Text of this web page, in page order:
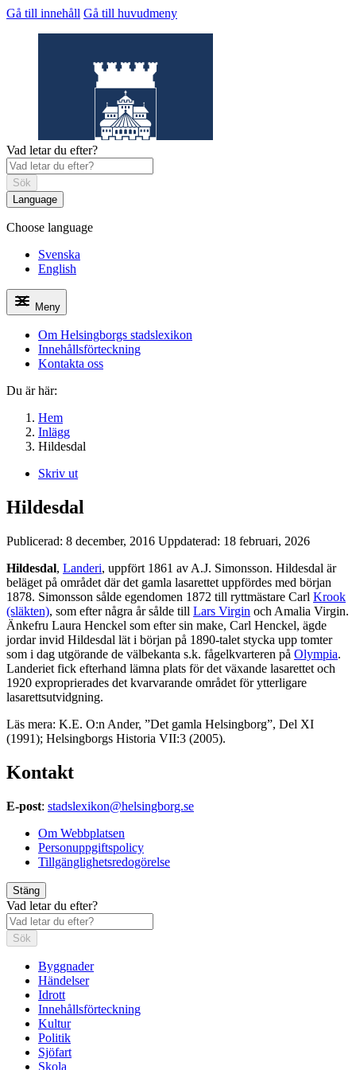
Gå till innehåll Gå till huvudmeny
Helsingborgs stadslexikon
Vad letar du efter?
Sök
Language
Choose language
Svenska
English
Meny
Om Helsingborgs stadslexikon
Innehållsförteckning
Kontakta oss
Du är här:
Hem
Inlägg
Hildesdal
Skriv ut
Hildesdal
Publicerad: 8 december, 2016 Uppdaterad: 18 februari, 2026
Hildesdal, Landeri, uppfört 1861 av A.J. Simonsson. Hildesdal är
beläget på området där det gamla lasarettet uppfördes med början
1878. Simonsson sålde egendomen 1872 till ryttmästare Carl Krook
(släkten), som efter några år sålde till Lars Virgin och Amalia Virgin.
Änkefru Laura Henckel som efter sin make, Carl Henckel, ägde
jordar invid Hildesdal lät i början på 1890-talet stycka upp tomter
som i dag utgörande de välbekanta s.k. fågelkvarteren på Olympia.
Landeriet fick efterhand lämna plats för det växande lasarettet och
1920 exproprierades det kvarvarande området för ytterligare
lasarettsutvidgning.
Läs mera: K.E. O:n Ander, ”Det gamla Helsingborg”, Del XI
(1991); Helsingborgs Historia VII:3 (2005).
Kontakt
E-post: stadslexikon@helsingborg.se
Om Webbplatsen
Personuppgiftspolicy
Tillgänglighetsredogörelse
Stäng
Vad letar du efter?
Sök
Byggnader
Händelser
Idrott
Innehållsförteckning
Kultur
Politik
Sjöfart
Skola